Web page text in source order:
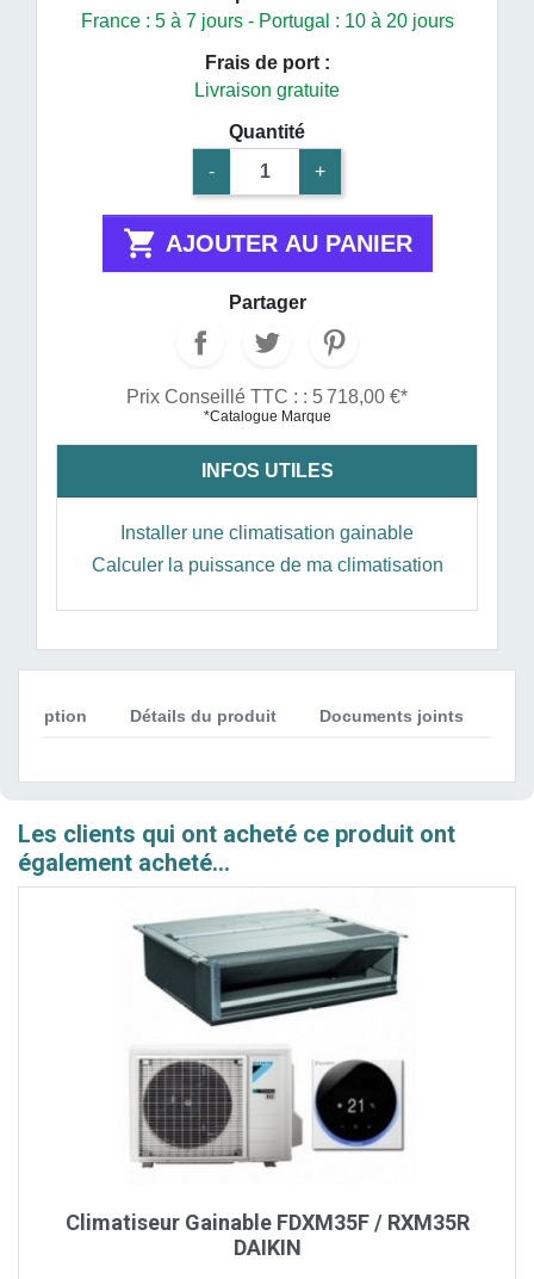
France : 5 à 7 jours - Portugal : 10 à 20 jours
Frais de port :
Livraison gratuite
Quantité
-
+
 AJOUTER AU PANIER
Partager
Prix Conseillé TTC : : 5 718,00 €*
*Catalogue Marque
INFOS UTILES
Installer une climatisation gainable
Calculer la puissance de ma climatisation
Détails du produit Documents joints
Les clients qui ont acheté ce produit ont
également acheté...
Climatiseur Gainable FDXM35F / RXM35R
DAIKIN